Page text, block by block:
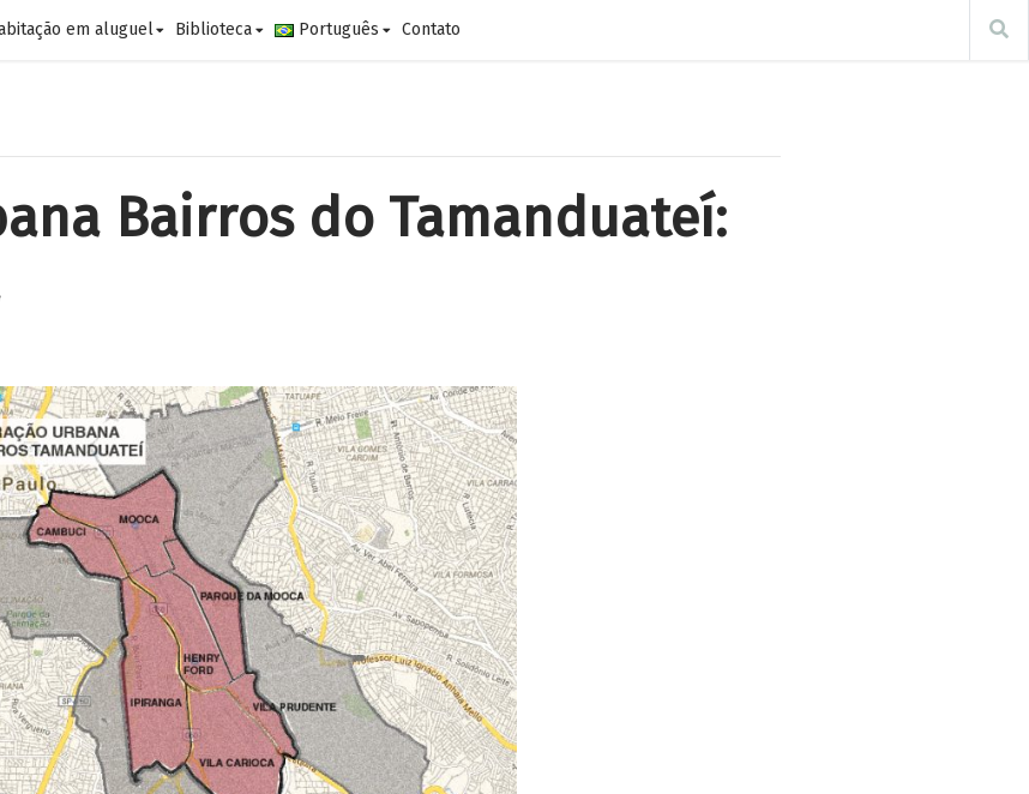
em aluguel Biblioteca Português Contato
Bairros do Tamanduateí: